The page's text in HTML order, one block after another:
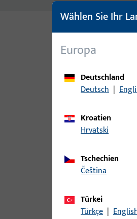
Varianten
Artikel
B-
B-
Wählen Sie Ihr
Europa
Deutschland
Deutsch |
Kroatien
Hrvatski
Tschechien
čeština
Türkei
Türkçe |